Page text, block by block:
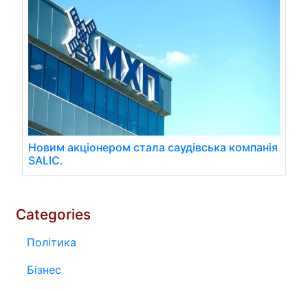
Новим акціонером стала саудівська компанія
SALIC.
Categories
Політика
Бізнес